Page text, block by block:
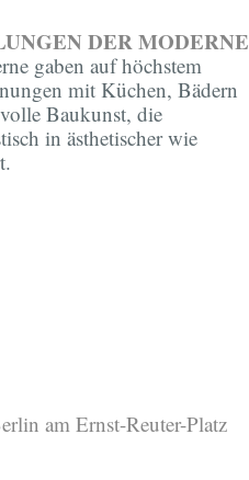
DER MODERNE
gaben auf höchstem
mit Küchen, Bädern
Baukunst, die
in ästhetischer wie
am Ernst-Reuter-Platz